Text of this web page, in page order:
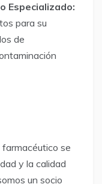
Especializado:
para su
de
se
y la calidad
un socio